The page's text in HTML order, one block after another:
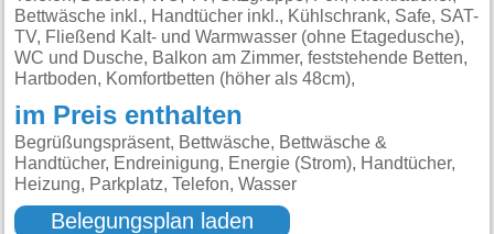
Bettwäsche inkl., Handtücher inkl., Kühlschrank, Safe, SAT-
TV, Fließend Kalt- und Warmwasser (ohne Etagedusche),
WC und Dusche, Balkon am Zimmer, feststehende Betten,
Hartboden, Komfortbetten (höher als 48cm),
im Preis enthalten
Begrüßungspräsent, Bettwäsche, Bettwäsche &
Handtücher, Endreinigung, Energie (Strom), Handtücher,
Heizung, Parkplatz, Telefon, Wasser
Belegungsplan laden